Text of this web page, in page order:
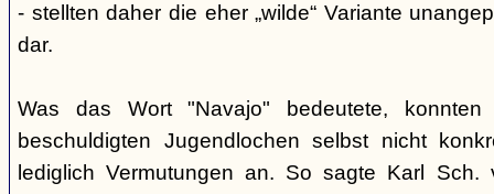
- stellten daher die eher „wilde“ Variante
dar.
Was das Wort "Navajo" bedeutete, konnten
beschuldigten Jugendlochen selbst nicht
lediglich Vermutungen an. So sagte Karl